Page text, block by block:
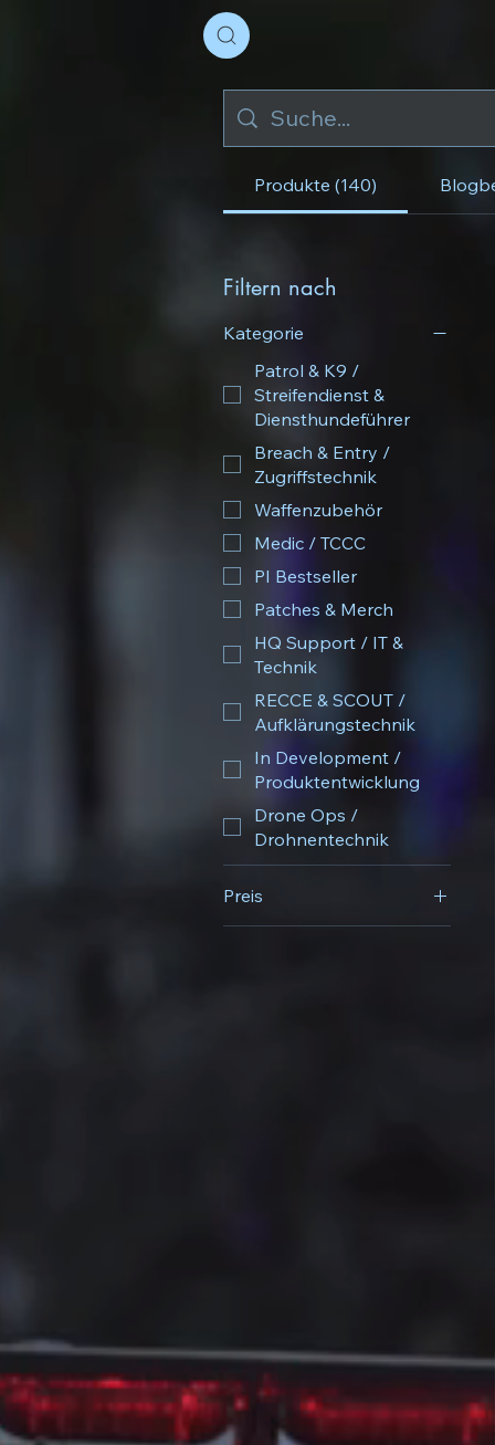
Produkte (140)
Filtern nach
Kategorie
Patrol & K9 /
Streifendienst &
Diensthundeführer
Breach & Entry /
Zugriffstechnik
Waffenzubehör
Medic / TCCC
PI Bestseller
Patches & Merch
HQ Support / IT &
Technik
RECCE & SCOUT /
Aufklärungstechnik
In Development /
Produktentwicklung
Drone Ops /
Drohnentechnik
Preis